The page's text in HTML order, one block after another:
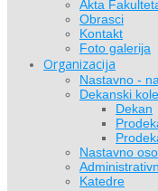
Akta
Obrasci
Kontakt
Foto galerija
Organizacija
Nastavno -
Dekanski
Dekan
Nastavno
Katedre